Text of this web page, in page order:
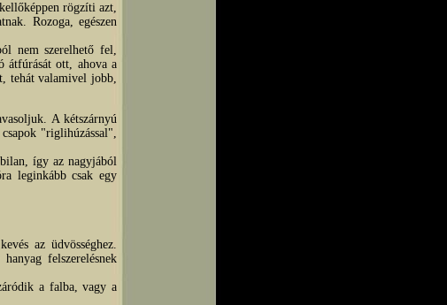
rögzíti azt,
Rozoga, egészen
nem szerelhető fel,
átfúrását ott, ahova a
tehát valamivel jobb,
A kétszárnyú
"riglihúzással",
így az nagyjából
leginkább csak egy
az üdvösséghez.
felszerelésnek
a falba, vagy a